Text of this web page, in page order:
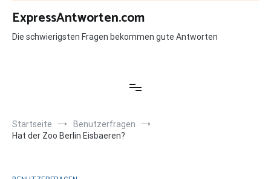
Zum
Inhalt
springen
ExpressAntworten.com
Die schwierigsten Fragen bekommen gute Antworten
Startseite
Benutzerfragen
Hat der Zoo Berlin Eisbaeren?